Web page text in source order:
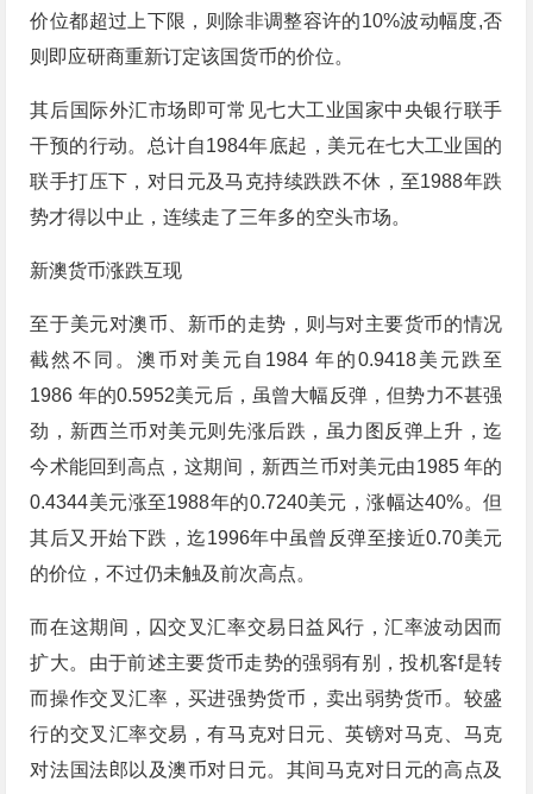
价位都超过上下限，则除非调整容许的10%波动幅度,否
则即应研商重新订定该国货币的价位。
其后国际外汇市场即可常见七大工业国家中央银行联手
干预的行动。总计自1984年底起，美元在七大工业国的
联手打压下，对日元及马克持续跌跌不休，至1988年跌
势才得以中止，连续走了三年多的空头市场。
新澳货币涨跌互现
至于美元对澳币、新币的走势，则与对主要货币的情况
截然不同。澳币对美元自1984 年的0.9418美元跌至
1986 年的0.5952美元后，虽曾大幅反弹，但势力不甚强
劲，新西兰币对美元则先涨后跌，虽力图反弹上升，迄
今术能回到高点，这期间，新西兰币对美元由1985 年的
0.4344美元涨至1988年的0.7240美元，涨幅达40%。但
其后又开始下跌，迄1996年中虽曾反弹至接近0.70美元
的价位，不过仍未触及前次高点。
而在这期间，囚交叉汇率交易日益风行，汇率波动因而
扩大。由于前述主要货币走势的强弱有别，投机客f是转
而操作交叉汇率，买进强势货币，卖出弱势货币。较盛
行的交叉汇率交易，有马克对日元、英镑对马克、马克
对法国法郎以及澳币对日元。其间马克对日元的高点及